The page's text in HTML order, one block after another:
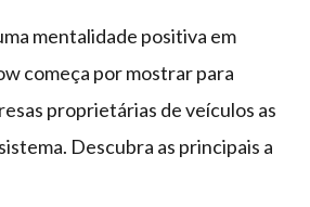
mentalidade positiva em
começa por mostrar para
proprietárias de veículos as
Descubra as principais a